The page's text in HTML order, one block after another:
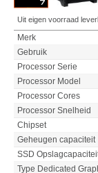
Uit eigen voorraad
Merk
Gebruik
Processor Serie
Processor Model
Processor Cores
Processor Snelheid
Chipset
Geheugen capaciteit
SSD
Type Dedicated